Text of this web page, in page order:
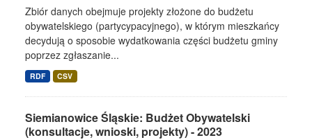
Zbiór danych obejmuje projekty złożone do budżetu
obywatelskiego (partycypacyjnego), w którym mieszkańcy
decydują o sposobie wydatkowania części budżetu gminy
poprzez zgłaszanie...
RDF CSV
Siemianowice Śląskie: Budżet Obywatelski
(konsultacje, wnioski, projekty) - 2023